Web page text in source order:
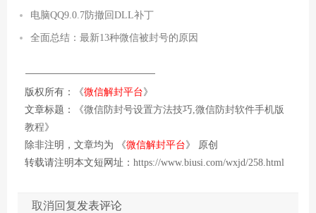
电脑QQ9.0.7防撤回DLL补丁
全面总结：最新13种微信被封号的原因
版权所有：《微信解封平台》
文章标题：《微信防封号设置方法技巧,微信防封软件手机版
教程》
除非注明，文章均为 《微信解封平台》 原创
转载请注明本文短网址： https://www.biusi.com/wxjd/258.html
取消回复发表评论